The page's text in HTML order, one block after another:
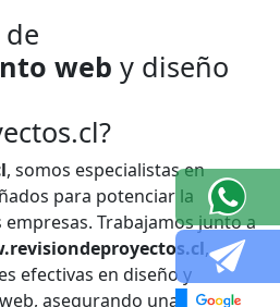
web y diseño
, somos especialistas en
para potenciar la
Trabajamos junto a
,
efectivas en diseño y
asegurando una imagen